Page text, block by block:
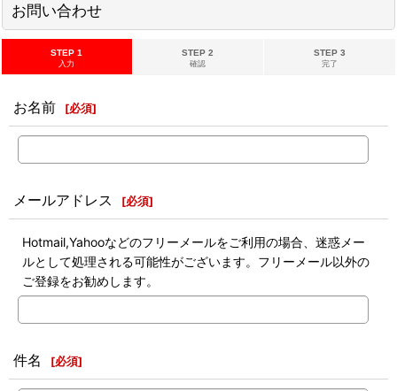
お問い合わせ
STEP 1
入力
STEP 2
確認
STEP 3
完了
お名前 [必須]
メールアドレス [必須]
Hotmail,Yahooなどのフリーメールをご利用の場合、迷惑メー
ルとして処理される可能性がございます。フリーメール以外の
ご登録をお勧めします。
件名 [必須]